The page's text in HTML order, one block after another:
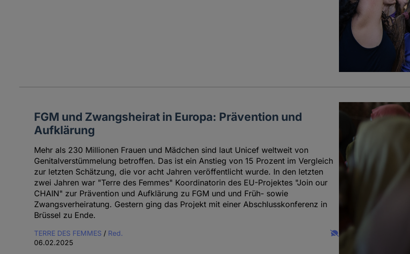
FGM und Zwangsheirat in Europa: Prävention und
Aufklärung
Mehr als 230 Millionen Frauen und Mädchen sind laut Unicef weltweit von
Genitalverstümmelung betroffen. Das ist ein Anstieg von 15 Prozent im Vergleich
zur letzten Schätzung, die vor acht Jahren veröffentlicht wurde. In den letzten
zwei Jahren war "Terre des Femmes" Koordinatorin des EU-Projektes "Join our
CHAIN" zur Prävention und Aufklärung zu FGM und und Früh- sowie
Zwangsverheiratung. Gestern ging das Projekt mit einer Abschlusskonferenz in
Brüssel zu Ende.
TERRE DES FEMMES / Red.
06.02.2025